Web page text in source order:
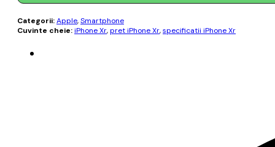
Categorii:Apple,Smartphone
Cuvinte cheie:iPhone Xr,pret iPhone Xr,specificatii iPhone Xr